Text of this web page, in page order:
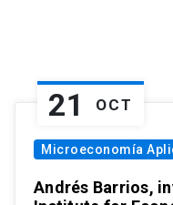
21 OCT
Microeconomía
Andrés Barrios,